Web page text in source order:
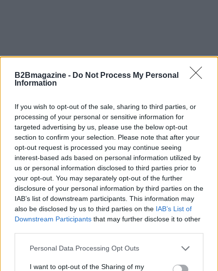
B2Bmagazine - Do Not Process My Personal
Information
If you wish to opt-out of the sale, sharing to third parties, or
processing of your personal or sensitive information for
targeted advertising by us, please use the below opt-out
section to confirm your selection. Please note that after your
opt-out request is processed you may continue seeing
interest-based ads based on personal information utilized by
us or personal information disclosed to third parties prior to
your opt-out. You may separately opt-out of the further
disclosure of your personal information by third parties on the
IAB’s list of downstream participants. This information may
also be disclosed by us to third parties on the IAB’s List of
Downstream Participants that may further disclose it to other
Please note that this website/app uses one or more Google
not limited to your visit or usage behaviour. You may click to
Personal Data Processing Opt Outs
I want to opt-out of the Sharing of my
Raccomandazioni operative
Le raccomandazioni includono l’implementazione
obbligatoria dicrittografia a riposo e in transito
la definizione di
standard minimi di sicurezza
sistemi finanziati, e l’istituzione di meccanismi di
condivisione delle minacce tra paesi e partner. È
altresì cruciale prevedere finanziamenti dedicati
alla sicurezza nelle fasi di progetto e programmi di
sensibilizzazione per gli utenti finali. Solo con un
approccio coordinato che unisca tecnologia,